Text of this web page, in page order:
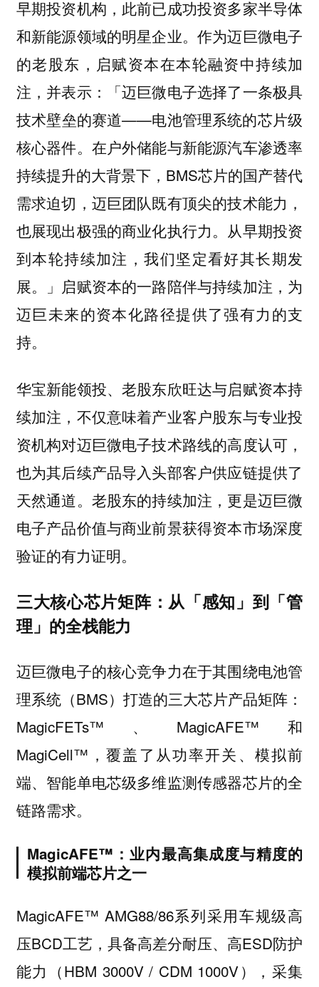
早期投资机构，此前已成功投资多家半导体
和新能源领域的明星企业。作为迈巨微电子
的老股东，启赋资本在本轮融资中持续加
注，并表示：「迈巨微电子选择了一条极具
技术壁垒的赛道——电池管理系统的芯片级
核心器件。在户外储能与新能源汽车渗透率
持续提升的大背景下，BMS芯片的国产替代
需求迫切，迈巨团队既有顶尖的技术能力，
也展现出极强的商业化执行力。从早期投资
到本轮持续加注，我们坚定看好其长期发
展。」启赋资本的一路陪伴与持续加注，为
迈巨未来的资本化路径提供了强有力的支
持。
华宝新能领投、老股东欣旺达与启赋资本持
续加注，不仅意味着产业客户股东与专业投
资机构对迈巨微电子技术路线的高度认可，
也为其后续产品导入头部客户供应链提供了
天然通道。老股东的持续加注，更是迈巨微
电子产品价值与商业前景获得资本市场深度
验证的有力证明。
三大核心芯片矩阵：从「感知」到「管
理」的全栈能力
迈巨微电子的核心竞争力在于其围绕电池管
理系统（BMS）打造的三大芯片产品矩阵：
MagicFETs™、MagicAFE™和
MagiCell™，覆盖了从功率开关、模拟前
端、智能单电芯级多维监测传感器芯片的全
链路需求。
MagicAFE™：业内最高集成度与精度的
模拟前端芯片之一
MagicAFE™ AMG88/86系列采用车规级高
压BCD工艺，具备高差分耐压、高ESD防护
能力（HBM 3000V / CDM 1000V），采集